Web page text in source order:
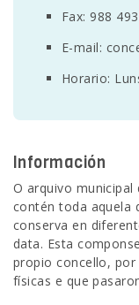
Fax: 988
E-mail:
Horario:
Información
O arquivo
contén toda aquela
conserva en
data. Esta
propio concello,
físicas e que